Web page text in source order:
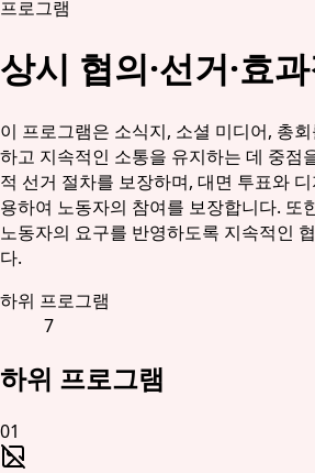
프로그램
상시 협의·선거·효
이 프로그램은 소식지, 소셜 미디어, 총
하고 지속적인 소통을 유지하는 데 중점
적 선거 절차를 보장하며, 대면 투표와
용하여 노동자의 참여를 보장합니다. 또
노동자의 요구를 반영하도록 지속적인
다.
하위 프로그램
7
하위 프로그램
01